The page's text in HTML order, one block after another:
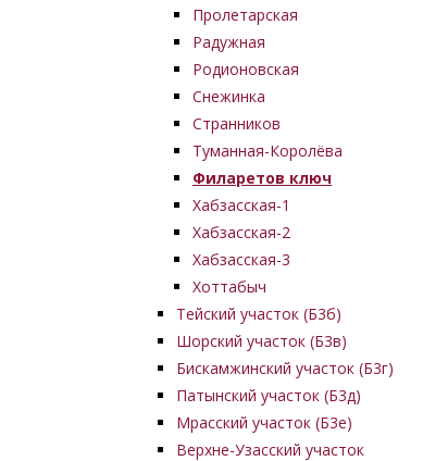
Пролетарская
Радужная
Родионовская
Снежинка
Странников
Туманная-Королёва
Филаретов ключ
Хабзасская-1
Хабзасская-2
Хабзасская-3
Хоттабыч
Тейский участок (Б3б)
Шорский участок (Б3в)
Бискамжинский участок (Б3г)
Патынский участок (Б3д)
Мрасский участок (Б3е)
Верхне-Узасский участок